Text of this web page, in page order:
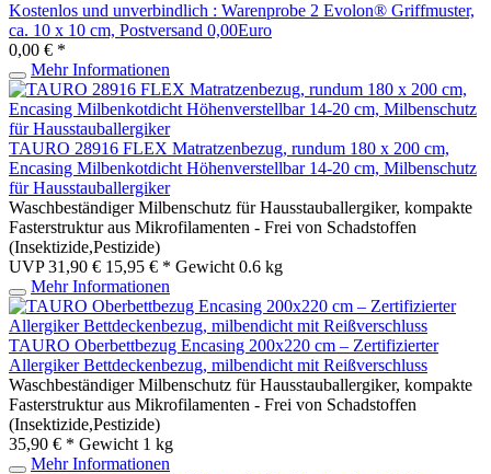
Kostenlos und unverbindlich : Warenprobe 2 Evolon® Griffmuster,
ca. 10 x 10 cm, Postversand 0,00Euro
0,00 € *
Mehr Informationen
TAURO 28916 FLEX Matratzenbezug, rundum 180 x 200 cm,
Encasing Milbenkotdicht Höhenverstellbar 14-20 cm, Milbenschutz
für Hausstauballergiker
Waschbeständiger Milbenschutz für Hausstauballergiker, kompakte
Fasterstruktur aus Mikrofilamenten - Frei von Schadstoffen
(Insektizide,Pestizide)
UVP 31,90 € 15,95 € * Gewicht 0.6 kg
Mehr Informationen
TAURO Oberbettbezug Encasing 200x220 cm – Zertifizierter
Allergiker Bettdeckenbezug, milbendicht mit Reißverschluss
Waschbeständiger Milbenschutz für Hausstauballergiker, kompakte
Fasterstruktur aus Mikrofilamenten - Frei von Schadstoffen
(Insektizide,Pestizide)
35,90 € * Gewicht 1 kg
Mehr Informationen